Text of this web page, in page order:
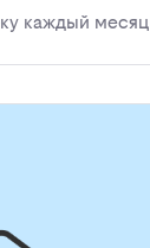
каждый месяц